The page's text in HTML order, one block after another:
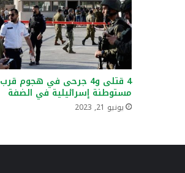
4 قتلى و4 جرحى في هجوم قرب
مستوطنة إسرائيلية في الضفة
يونيو 21, 2023